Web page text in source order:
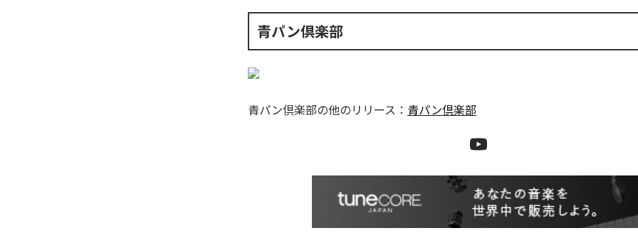
青パン倶楽部
青パン倶楽部の他のリリース： 青パン倶楽部